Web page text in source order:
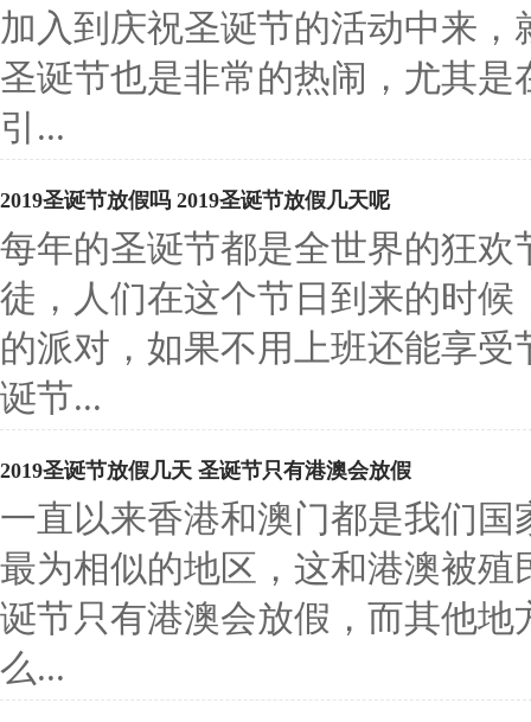
加入到庆祝圣诞节的活动中来
圣诞节也是非常的热闹，尤其
引...
2019圣诞节放假吗 2019圣诞节放假几天呢
每年的圣诞节都是全世界的狂
徒，人们在这个节日到来的时
的派对，如果不用上班还能享
诞节...
2019圣诞节放假几天 圣诞节只有港澳会放假
一直以来香港和澳门都是我们
最为相似的地区，这和港澳被
诞节只有港澳会放假，而其他
么...